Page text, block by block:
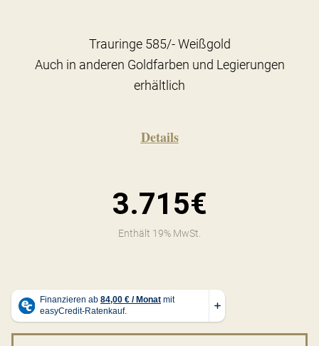
Trauringe 585/- Weißgold
Auch in anderen Goldfarben und Legierungen
erhältlich
Details
3.715€
Enthält 19% MwSt.